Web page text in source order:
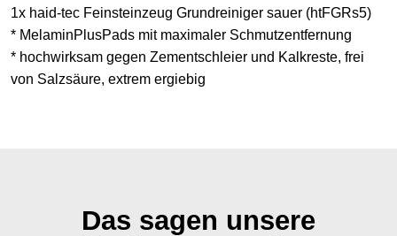
1x haid-tec Feinsteinzeug Grundreiniger sauer (htFGRs5)
* MelaminPlusPads mit maximaler Schmutzentfernung
* hochwirksam gegen Zementschleier und Kalkreste, frei
von Salzsäure, extrem ergiebig
Das sagen unsere